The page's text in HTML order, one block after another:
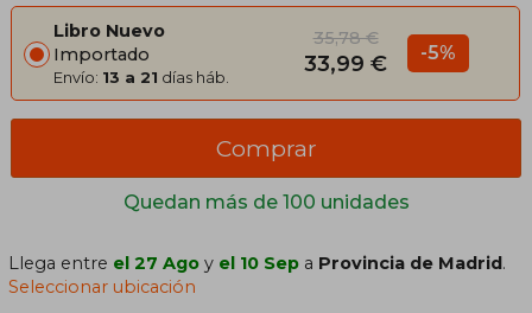
Libro Nuevo
Importado
Envío: 13 a 21 días háb.
35,78 €
33,99 € -5%
Quedan más de 100 unidades
Comprar
Llega entre el 27 Ago y el 10 Sep a Provincia de Madrid.
Seleccionar ubicación